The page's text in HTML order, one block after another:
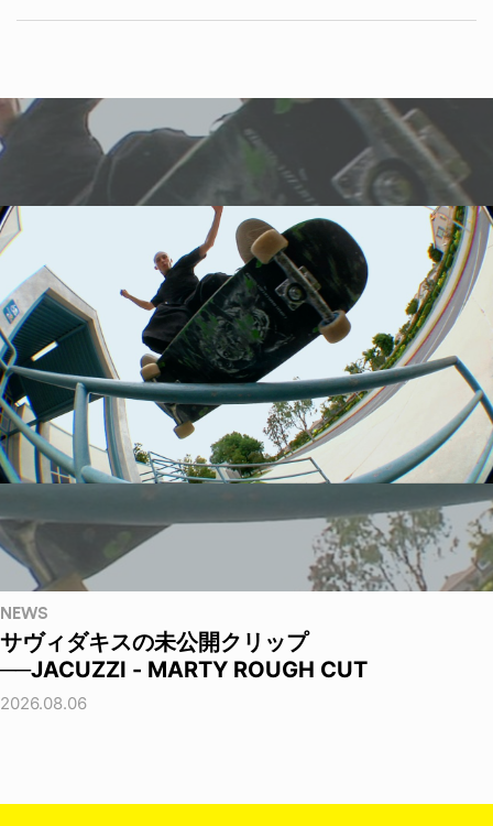
NEWS
サヴィダキスの未公開クリップ
──JACUZZI - MARTY ROUGH CUT
2026.08.06